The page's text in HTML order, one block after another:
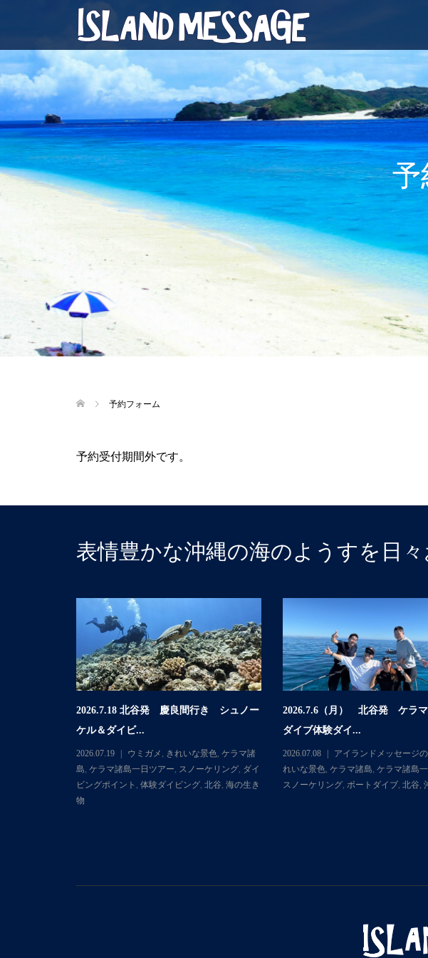
予
予約フォーム
予約受付期間外です。
表情豊かな沖縄の海のようすを日
2026.7.18 北谷発 慶良間行き シュノー
ケル＆ダイビ...
2026.07.19 ウミガメ きれいな景色 ケラマ諸
島 ケラマ諸島一日ツアー スノーケリング ダイ
ビングポイント
体験ダイビング 北谷 海の生き
物
2026.7.6（月） 北谷発 ケラ
ダイブ体験ダイ...
2026.07.08 アイランドメッセージ
れいな景色, ケラマ諸島 ケラマ諸島
スノーケリング, ボートダイブ, 北谷